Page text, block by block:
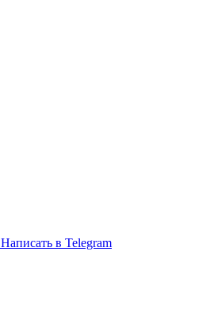
Написать в Telegram